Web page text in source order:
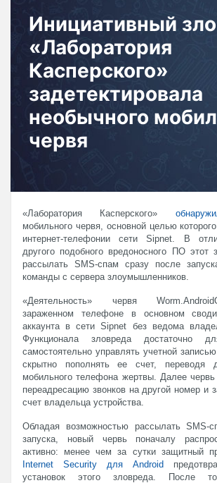
Инициативный
«Лаборатория
Касперского»
задетектировала
необычного
червя
«Лаборатория Касперского»
мобильного червя, основной целью
интернет-телефонии сети Sipnet. В
другого подобного вредоносного ПО этот
рассылать SMS-спам сразу после
команды с сервера злоумышленников.
«Деятельность» червя
зараженном телефоне в основном
аккаунта в сети Sipnet без ведома
Функционала зловреда достаточно
самостоятельно управлять учетной
скрытно пополнять ее счет, переводя
мобильного телефона жертвы. Далее
переадресацию звонков на другой номер и
счет владельца устройства.
Обладая возможностью рассылать SMS-
запуска, новый червь поначалу
активно: менее чем за сутки защитный
Internet Security для Android
установок этого зловреда. После